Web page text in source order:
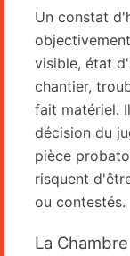
Un constat
visible, état
chantier,
fait matériel.
décision du
pièce
risquent
ou contestés.
La